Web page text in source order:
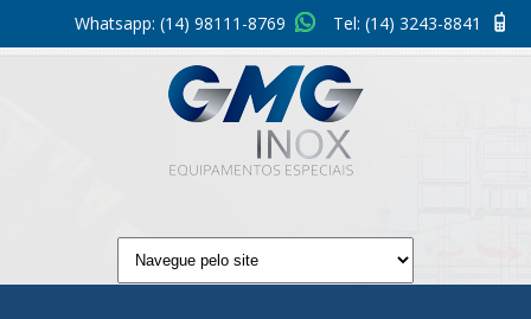
Tel: (14) 3243-8841
Whatsapp: (14) 98111-8769